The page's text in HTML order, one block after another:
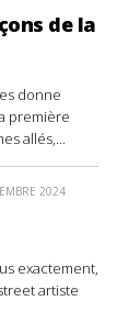
de la
donne
première
allés,...
2024
exactement,
artiste